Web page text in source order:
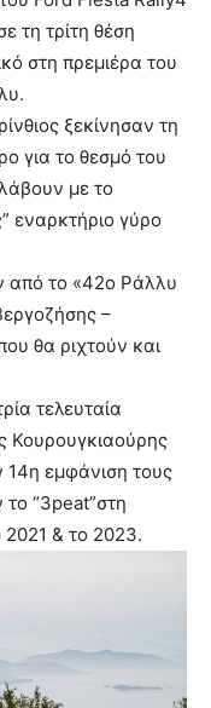
τη τρίτη θέση
στη πρεμιέρα του
ξεκίνησαν τη
για το θεσμό του
με το
εναρκτήριο γύρο
από το «42ο Ράλλυ
–
θα ριχτούν και
τελευταία
Κουρουγκιαούρης
14η εμφάνιση τους
“3peat”στη
2021 & το 2023.